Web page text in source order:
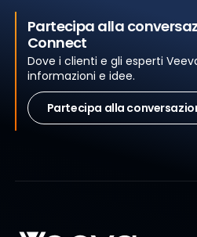
Partecipa alla
Connect
Dove i clienti e gli esperti
informazioni e idee.
Partecipa alla